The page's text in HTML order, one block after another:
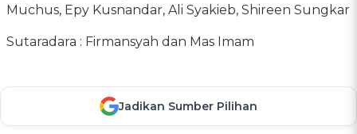
Muchus, Epy Kusnandar, Ali Syakieb, Shireen Sungkar
Sutaradara : Firmansyah dan Mas Imam
Jadikan Sumber Pilihan